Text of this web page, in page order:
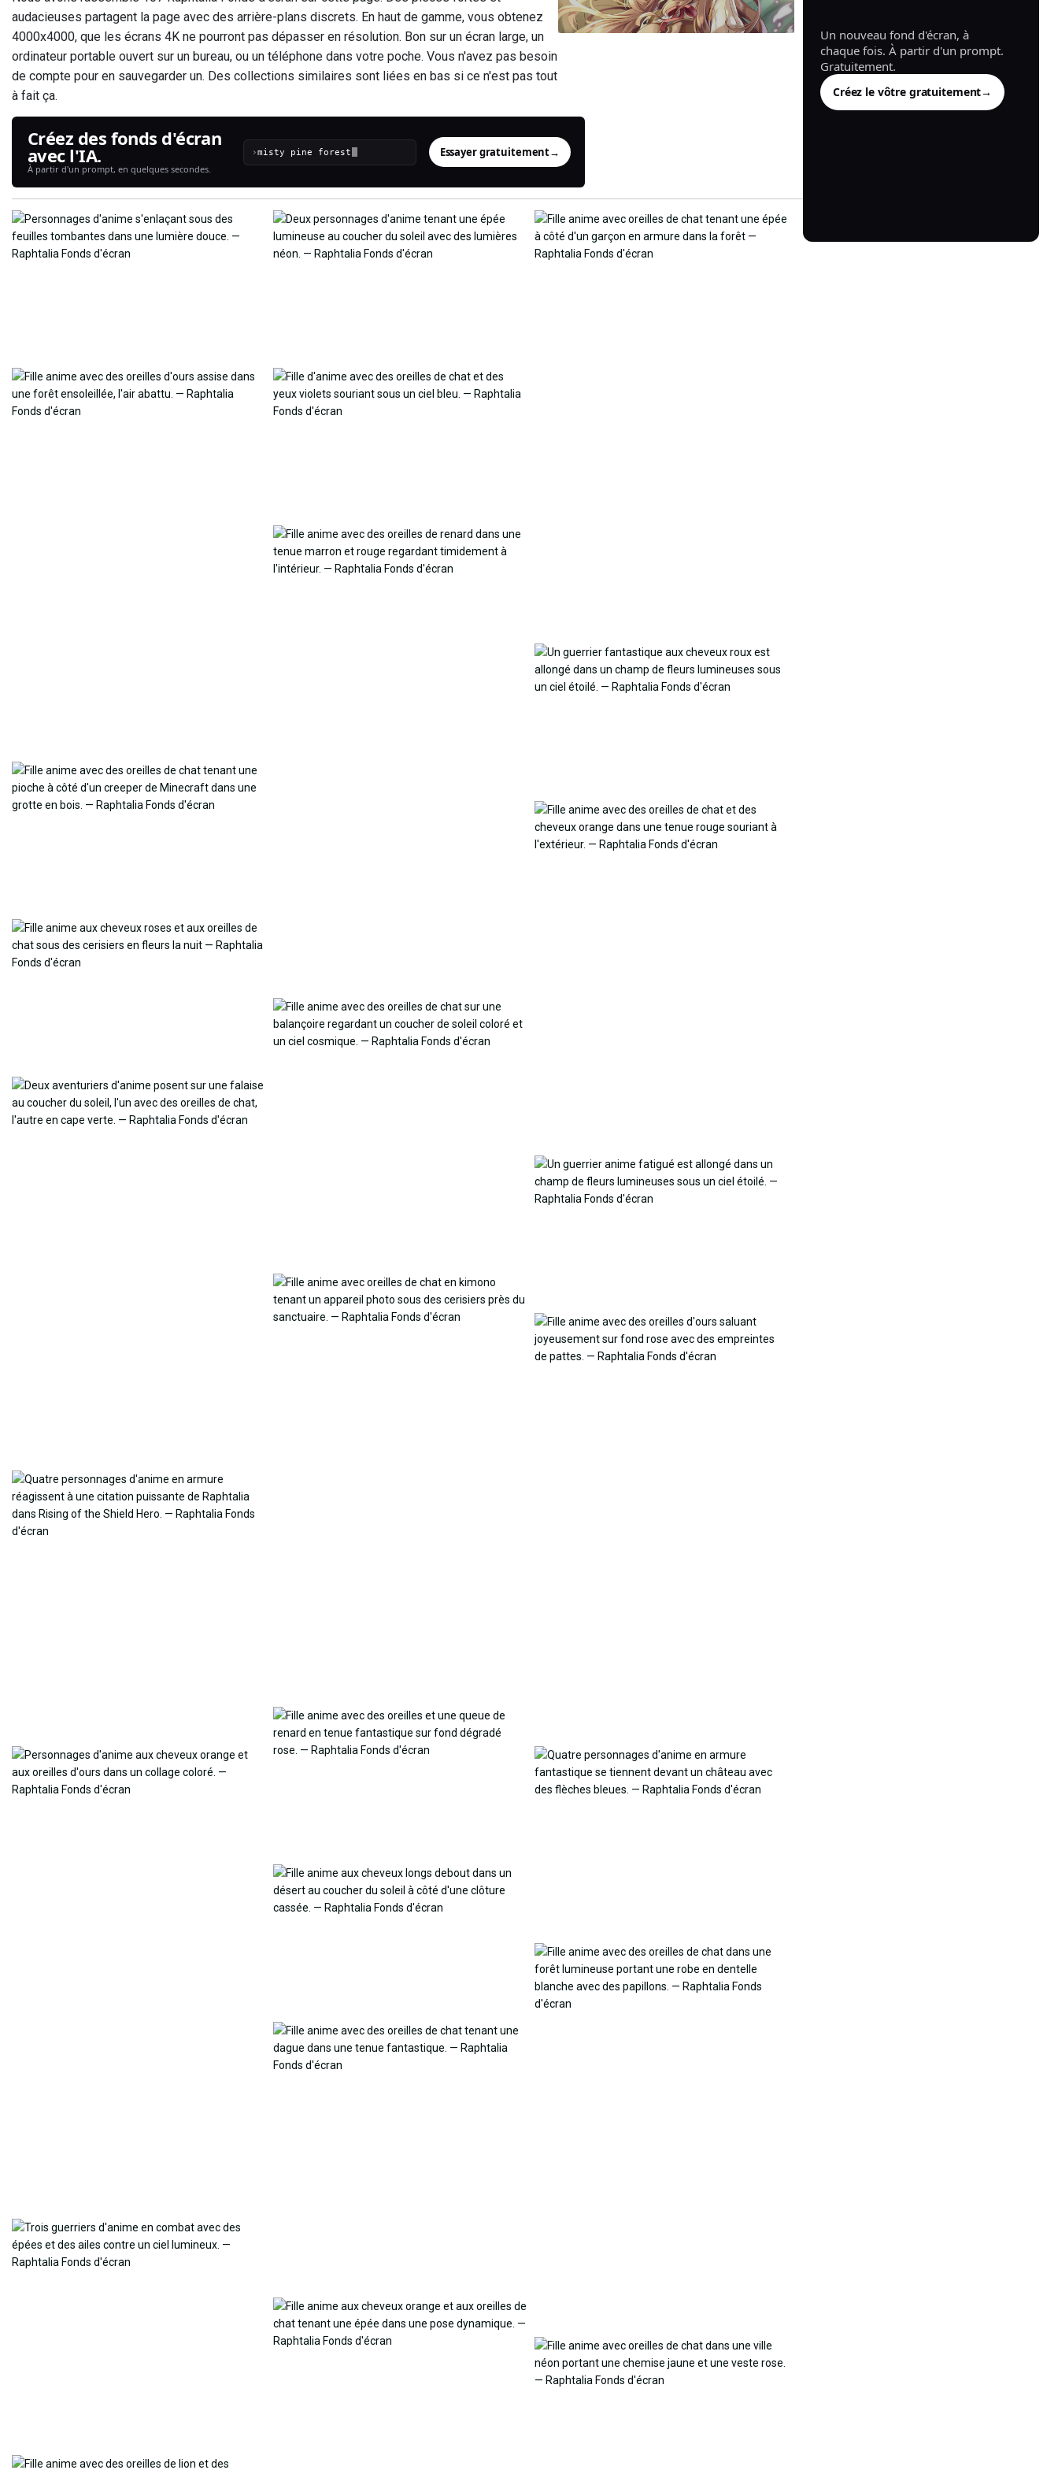
audacieuses partagent la page avec des arrière-plans discrets. En haut de gamme, vous obtenez
4000x4000, que les écrans 4K ne pourront pas dépasser en résolution. Bon sur un écran large, un
ordinateur portable ouvert sur un bureau, ou un téléphone dans votre poche. Vous n'avez pas besoin
de compte pour en sauvegarder un. Des collections similaires sont liées en bas si ce n'est pas tout
à fait ça.
Créez des fonds d'écran
avec l'IA.
À partir d'un prompt, en quelques secondes.
› Essayer gratuitement→
Un nouveau fond d'écran, à
chaque fois. À partir d'un prompt.
Gratuitement.
Créez le vôtre gratuitement→